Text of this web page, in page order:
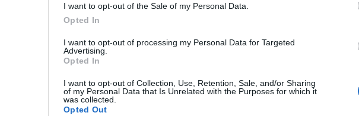
I want to opt-out of the Sale of my Personal Data.
Opted In
I want to opt-out of processing my Personal Data for Targeted
Advertising.
Opted In
I want to opt-out of Collection, Use, Retention, Sale, and/or Sharing
of my Personal Data that Is Unrelated with the Purposes for which it
was collected.
Opted Out
qU